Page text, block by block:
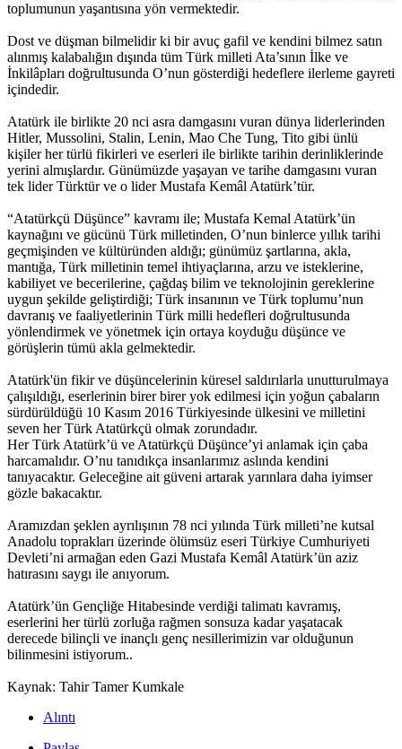
toplumunun yaşantısına yön vermektedir.
Dost ve düşman bilmelidir ki bir avuç gafil ve kendini bilmez satın
alınmış kalabalığın dışında tüm Türk milleti Ata’sının İlke ve
İnkilâpları doğrultusunda O’nun gösterdiği hedeflere ilerleme gayreti
içindedir.
Atatürk ile birlikte 20 nci asra damgasını vuran dünya liderlerinden
Hitler, Mussolini, Stalin, Lenin, Mao Che Tung, Tito gibi ünlü
kişiler her türlü fikirleri ve eserleri ile birlikte tarihin derinliklerinde
yerini almışlardır. Günümüzde yaşayan ve tarihe damgasını vuran
tek lider Türktür ve o lider Mustafa Kemâl Atatürk’tür.
“Atatürkçü Düşünce” kavramı ile; Mustafa Kemal Atatürk’ün
kaynağını ve gücünü Türk milletinden, O’nun binlerce yıllık tarihi
geçmişinden ve kültüründen aldığı; günümüz şartlarına, akla,
mantığa, Türk milletinin temel ihtiyaçlarına, arzu ve isteklerine,
kabiliyet ve becerilerine, çağdaş bilim ve teknolojinin gereklerine
uygun şekilde geliştirdiği; Türk insanının ve Türk toplumu’nun
davranış ve faaliyetlerinin Türk milli hedefleri doğrultusunda
yönlendirmek ve yönetmek için ortaya koyduğu düşünce ve
görüşlerin tümü akla gelmektedir.
Atatürk'ün fikir ve düşüncelerinin küresel saldırılarla unutturulmaya
çalışıldığı, eserlerinin birer birer yok edilmesi için yoğun çabaların
sürdürüldüğü 10 Kasım 2016 Türkiyesinde ülkesini ve milletini
seven her Türk Atatürkçü olmak zorundadır.
Her Türk Atatürk’ü ve Atatürkçü Düşünce’yi anlamak için çaba
harcamalıdır. O’nu tanıdıkça insanlarımız aslında kendini
tanıyacaktır. Geleceğine ait güveni artarak yarınlara daha iyimser
gözle bakacaktır.
Aramızdan şeklen ayrılışının 78 nci yılında Türk milleti’ne kutsal
Anadolu toprakları üzerinde ölümsüz eseri Türkiye Cumhuriyeti
Devleti’ni armağan eden Gazi Mustafa Kemâl Atatürk’ün aziz
hatırasını saygı ile anıyorum.
Atatürk’ün Gençliğe Hitabesinde verdiği talimatı kavramış,
eserlerini her türlü zorluğa rağmen sonsuza kadar yaşatacak
derecede bilinçli ve inançlı genç nesillerimizin var olduğunun
bilinmesini istiyorum..
Kaynak: Tahir Tamer Kumkale
Alıntı